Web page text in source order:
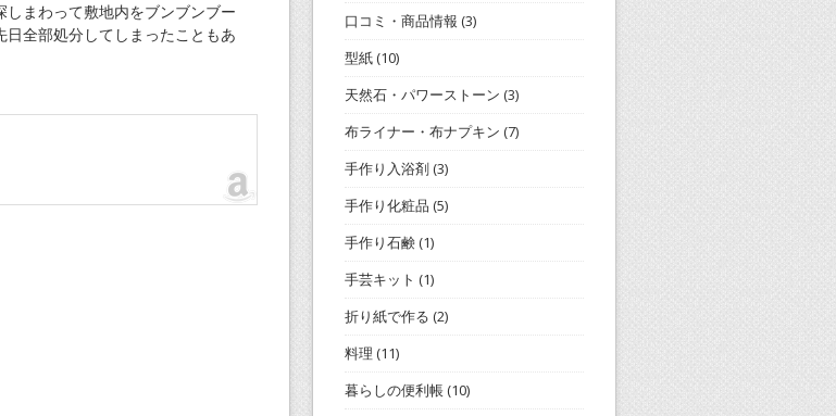
まわって敷地内をブンブンブー
全部処分してしまったこともあ
口コミ・商品情報 (3)
型紙(10)
天然石・パワーストーン (3)
布ライナー・布ナプキン (7)
手作り入浴剤(3)
手作り化粧品 (5)
手作り石鹸(1)
手芸キット (1)
折り紙で作る (2)
料理 (11)
暮らしの便利帳(10)